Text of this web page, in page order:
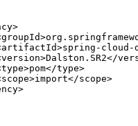
>
groupId>
artifactId>spring-cloud-
version>Dalston.SR2</
type>pom</type>
scope>import</scope>
>